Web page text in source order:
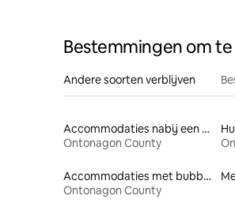
Bestemmingen om
Andere soorten verblijven
Accommodaties nabij een meer
Ontonagon County
Accommodaties met bubbelbad
Ontonagon County